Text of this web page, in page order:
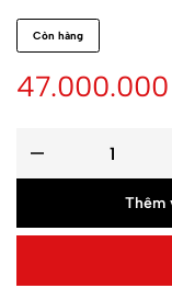
Còn hàng
47.000.000
Thêm